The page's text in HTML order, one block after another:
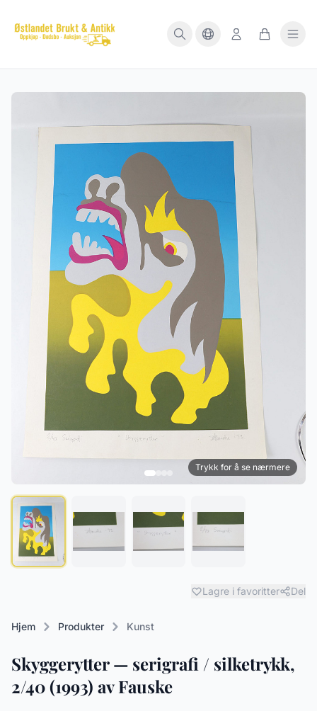
Trykk for å se nærmere
Lagre i favoritter Del
Hjem Produkter Kunst
Skyggerytter — serigrafi / silketrykk,
2/40 (1993) av Fauske